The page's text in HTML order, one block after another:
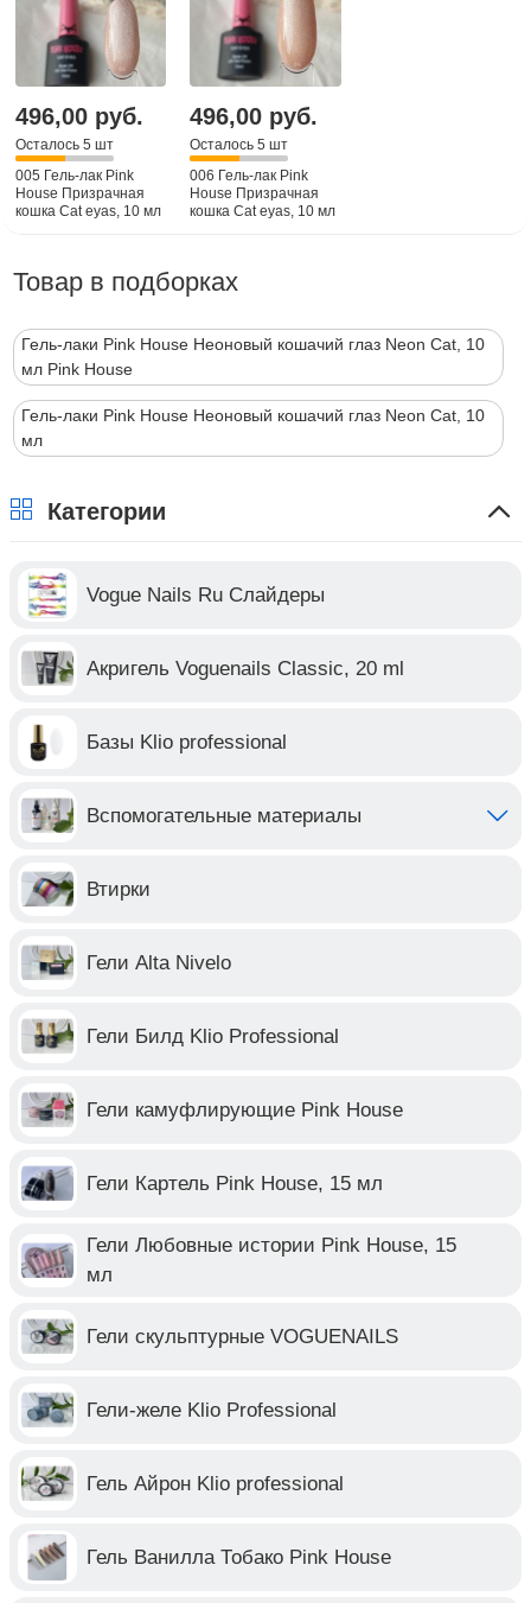
496,00 руб.
Осталось 5 шт
005 Гель-лак Pink
House Призрачная
кошка Cat eyas, 10 мл
496,00 руб.
Осталось 5 шт
006 Гель-лак Pink
House Призрачная
кошка Cat eyas, 10 мл
Товар в подборках
Гель-лаки Pink House Неоновый кошачий глаз Neon Cat, 10
мл Pink House
Гель-лаки Pink House Неоновый кошачий глаз Neon Cat, 10
мл
Категории
Vogue Nails Ru Слайдеры
Акригель Voguenails Classic, 20 ml
Базы Klio professional
Вспомогательные материалы
Втирки
Гели Alta Nivelo
Гели Билд Klio Professional
Гели камуфлирующие Pink House
Гели Картель Pink House, 15 мл
Гели Любовные истории Pink House, 15
мл
Гели скульптурные VOGUENAILS
Гели-желе Klio Professional
Гель Айрон Klio professional
Гель Ванилла Тобако Pink House